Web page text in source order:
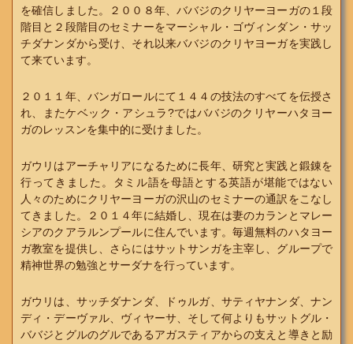
を確信しました。２００８年、ババジのクリヤーヨーガの１段
階目と２段階目のセミナーをマーシャル・ゴヴィンダン・サッ
チダナンダから受け、それ以来ババジのクリヤヨーガを実践し
て来ています。
２０１１年、バンガロールにて１４４の技法のすべてを伝授さ
れ、またケベック・アシュラ?ではババジのクリヤーハタヨー
ガのレッスンを集中的に受けました。
ガウリはアーチャリアになるために長年、研究と実践と鍛錬を
行ってきました。タミル語を母語とする英語が堪能ではない
人々のためにクリヤーヨーガの沢山のセミナーの通訳をこなし
てきました。２０１４年に結婚し、現在は妻のカランとマレー
シアのクアラルンプールに住んでいます。毎週無料のハタヨー
ガ教室を提供し、さらにはサットサンガを主宰し、グループで
精神世界の勉強とサーダナを行っています。
ガウリは、サッチダナンダ、ドゥルガ、サティヤナンダ、ナン
ディ・デーヴァル、ヴィヤーサ、そして何よりもサットグル・
ババジとグルのグルであるアガスティアからの支えと導きと励